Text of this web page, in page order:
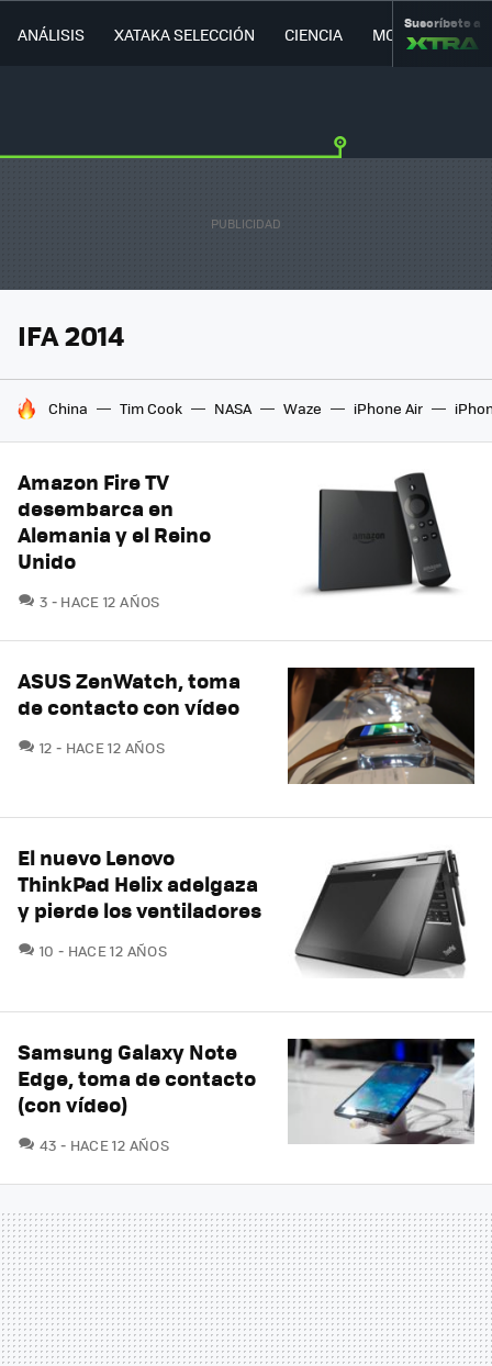
ANÁLISIS XATAKA SELECCIÓN CIENCIA MOVILIDAD
Suscríbete a
IFA 2014
HOY SE HABLA DE
China Tim Cook NASA Waze iPhone Air
Amazon Fire TV
desembarca en
Alemania y el Reino
Unido
3 COMENTARIOS
HACE 12 AÑOS
ASUS ZenWatch, toma
de contacto con vídeo
12 COMENTARIOS
HACE 12 AÑOS
El nuevo Lenovo
ThinkPad Helix adelgaza
y pierde los ventiladores
10 COMENTARIOS
HACE 12 AÑOS
Samsung Galaxy Note
Edge, toma de contacto
(con vídeo)
43 COMENTARIOS
HACE 12 AÑOS